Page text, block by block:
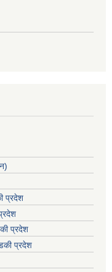
प्रदेश
प्रदेश
प्रदेश